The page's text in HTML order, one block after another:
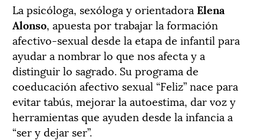
La psicóloga, sexóloga y orientadora Elena
Alonso, apuesta por trabajar la formación
afectivo-sexual desde la etapa de infantil para
ayudar a nombrar lo que nos afecta y a
distinguir lo sagrado. Su programa de
coeducación afectivo sexual “Feliz” nace para
evitar tabús, mejorar la autoestima, dar voz y
herramientas que ayuden desde la infancia a
“ser y dejar ser”.